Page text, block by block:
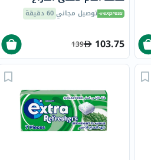
توصيل مجاني60 دقيقة
103.75
139